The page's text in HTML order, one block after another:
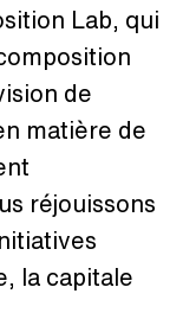
Lab, qui
de
matière de
réjouissons
la capitale